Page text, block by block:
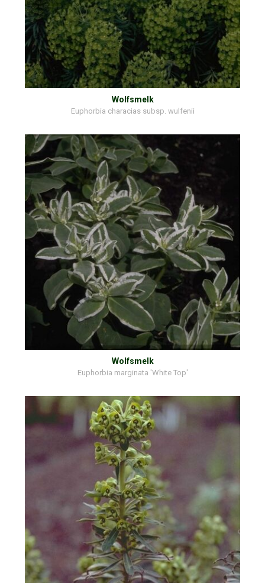
Wolfsmelk
Euphorbia characias subsp. wulfenii
Wolfsmelk
Euphorbia marginata 'White Top'